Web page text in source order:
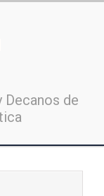
de